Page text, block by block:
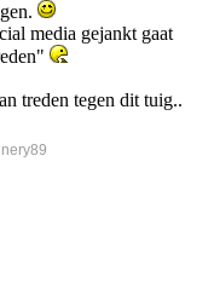
media gejankt gaat
treden tegen dit tuig..